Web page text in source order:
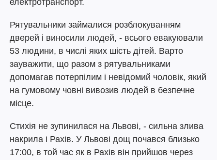
електротранспорт.
Рятувальники займалися розблокуванням
дверей і виносили людей, - всього евакуювали
53 людини, в числі яких шість дітей. Варто
зауважити, що разом з рятувальниками
допомагав потерпілим і невідомий чоловік, який
на гумовому човні вивозив людей в безпечне
місце.
Стихія не зупинилася на Львові, - сильна злива
накрила і Рахів. У Львові дощ почався близько
17:00, в той час як в Рахів він прийшов через